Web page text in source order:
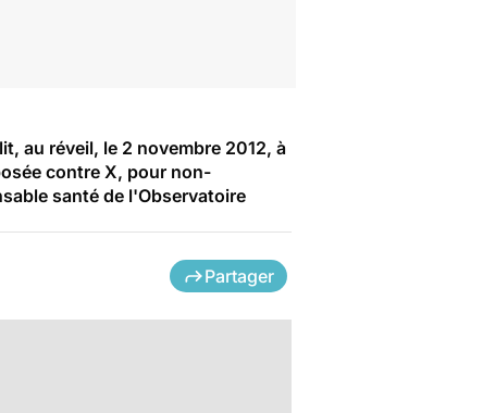
au réveil, le 2 novembre 2012, à
contre X, pour non-
santé de l'Observatoire
Partager